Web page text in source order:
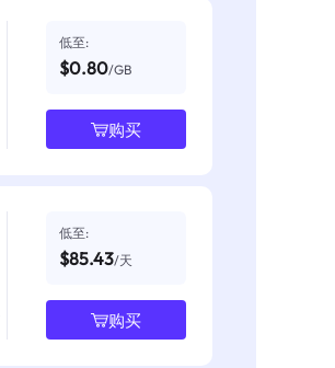
低至:
$0.80/GB
购买
低至:
$85.43/天
购买